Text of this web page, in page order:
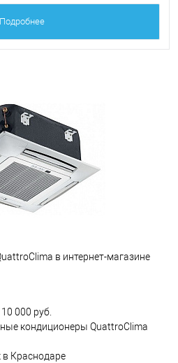
Подробнее
в интернет-магазине
000 руб.
кондиционеры QuattroClima
Краснодаре